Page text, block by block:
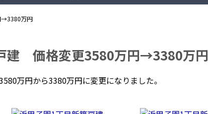
→3380万円
建 価格変更3580万円→3380万円
万円から3380万円に変更になりました。